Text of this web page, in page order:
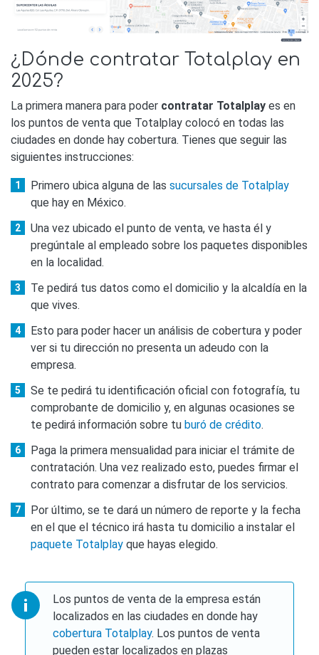
¿Dónde contratar Totalplay en
2025?
La primera manera para poder contratar Totalplay es en
los puntos de venta que Totalplay colocó en todas las
ciudades en donde hay cobertura. Tienes que seguir las
siguientes instrucciones:
Primero ubica alguna de las sucursales de Totalplay
que hay en México.
Una vez ubicado el punto de venta, ve hasta él y
pregúntale al empleado sobre los paquetes disponibles
en la localidad.
Te pedirá tus datos como el domicilio y la alcaldía en la
que vives.
Esto para poder hacer un análisis de cobertura y poder
ver si tu dirección no presenta un adeudo con la
empresa.
Se te pedirá tu identificación oficial con fotografía, tu
comprobante de domicilio y, en algunas ocasiones se
te pedirá información sobre tu buró de crédito.
Paga la primera mensualidad para iniciar el trámite de
contratación. Una vez realizado esto, puedes firmar el
contrato para comenzar a disfrutar de los servicios.
Por último, se te dará un número de reporte y la fecha
en el que el técnico irá hasta tu domicilio a instalar el
paquete Totalplay que hayas elegido.
Los puntos de venta de la empresa están
localizados en las ciudades en donde hay
cobertura Totalplay. Los puntos de venta
pueden estar localizados en plazas